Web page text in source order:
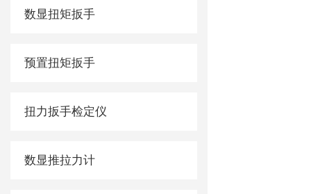
数显扭矩扳手
预置扭矩扳手
扭力扳手检定仪
数显推拉力计